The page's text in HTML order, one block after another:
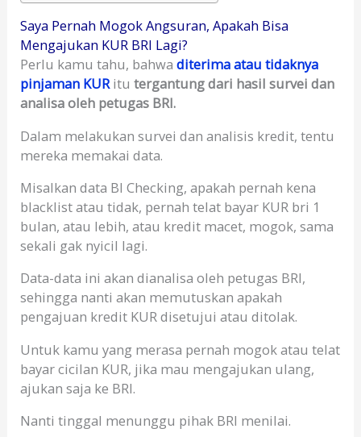
Saya Pernah Mogok Angsuran, Apakah Bisa
Mengajukan KUR BRI Lagi?
Perlu kamu tahu, bahwaditerima atau tidaknya
pinjaman KURitutergantung dari hasil survei dan
analisa oleh petugas BRI.
Dalam melakukan survei dan analisis kredit, tentu
mereka memakai data.
Misalkan data BI Checking, apakah pernah kena
blacklist atau tidak, pernah telat bayar KUR bri 1
bulan, atau lebih, atau kredit macet, mogok, sama
sekali gak nyicil lagi.
Data-data ini akan dianalisa oleh petugas BRI,
sehingga nanti akan memutuskan apakah
pengajuan kredit KUR disetujui atau ditolak.
Untuk kamu yang merasa pernah mogok atau telat
bayar cicilan KUR, jika mau mengajukan ulang,
ajukan saja ke BRI.
Nanti tinggal menunggu pihak BRI menilai.